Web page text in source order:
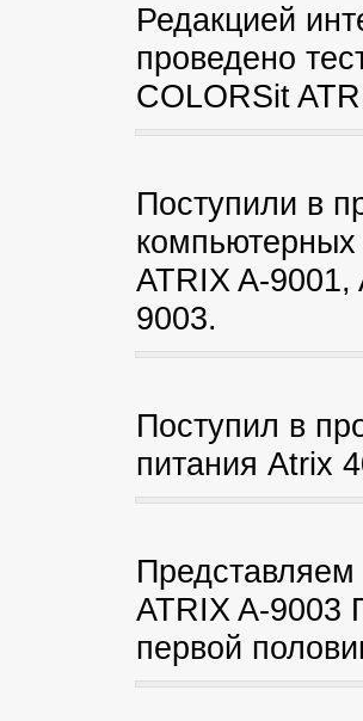
Редакцией
проведено
COLORSit
Поступили в
компьютерных
ATRIX A-9001,
9003.
Поступил в
питания Atrix
ATRIX A-9003
первой